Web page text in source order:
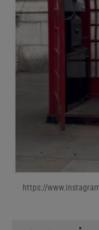
https://